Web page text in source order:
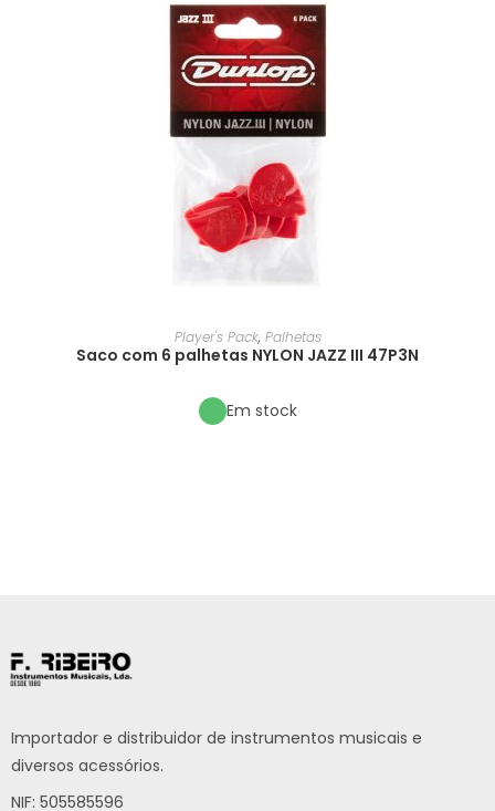
Player's Pack, Palhetas
Saco com 6 palhetas NYLON JAZZ III 47P3N
Em stock
Importador e distribuidor de instrumentos musicais e
diversos acessórios.
NIF: 505585596